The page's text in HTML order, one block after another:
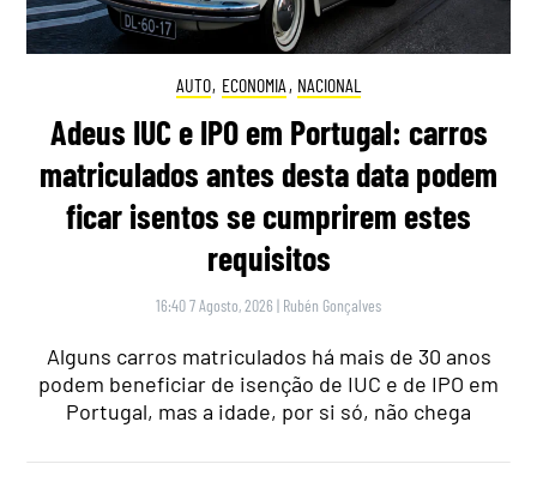
AUTO, ECONOMIA , NACIONAL
Adeus IUC e IPO em Portugal: carros
matriculados antes desta data podem
ficar isentos se cumprirem estes
requisitos
16:40 7 Agosto, 2026 | Rubén Gonçalves
Alguns carros matriculados há mais de 30 anos
podem beneficiar de isenção de IUC e de IPO em
Portugal, mas a idade, por si só, não chega